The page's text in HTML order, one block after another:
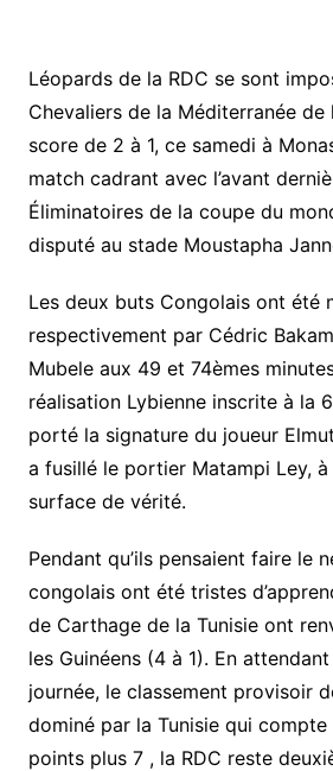
Léopards de la RDC se sont
Chevaliers de la Méditerranée de
score de 2 à 1, ce samedi à
match cadrant avec l’avant
Éliminatoires de la coupe du
disputé au stade Moustapha
Les deux buts Congolais ont été
respectivement par Cédric
Mubele aux 49 et 74èmes
réalisation Lybienne inscrite à la
porté la signature du joueur
a fusillé le portier Matampi Ley, à
surface de vérité.
Pendant qu’ils pensaient faire le
congolais ont été tristes
de Carthage de la Tunisie ont
les Guinéens (4 à 1). En
journée, le classement provisoir
dominé par la Tunisie qui compte
points plus 7 , la RDC reste